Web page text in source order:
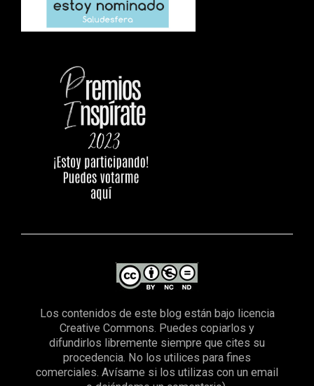
Los contenidos de este blog están bajo licencia
Creative Commons. Puedes copiarlos y
difundirlos libremente siempre que cites su
procedencia. No los utilices para fines
comerciales. Avísame si los utilizas con un email